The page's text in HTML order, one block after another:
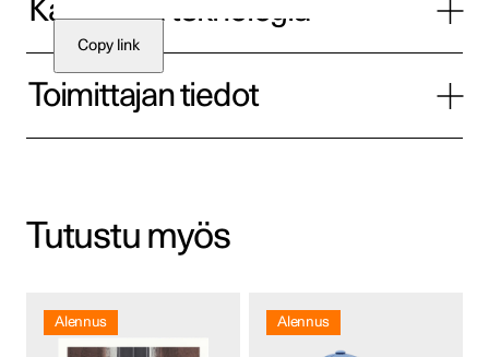
Copy link
Kankaat ja teknologia
Toimittajan tiedot
Tutustu myös
Alennus Alennus
tuotteella